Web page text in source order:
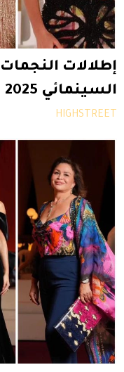
إطلالات
السينمائي 2025
HIGHSTREET